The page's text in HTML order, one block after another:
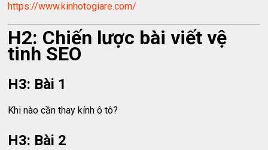
https://www.kinhotogiare.com/
H2: Chiến lược bài viết vệ
tinh SEO
H3: Bài 1
Khi nào cần thay kính ô tô?
H3: Bài 2